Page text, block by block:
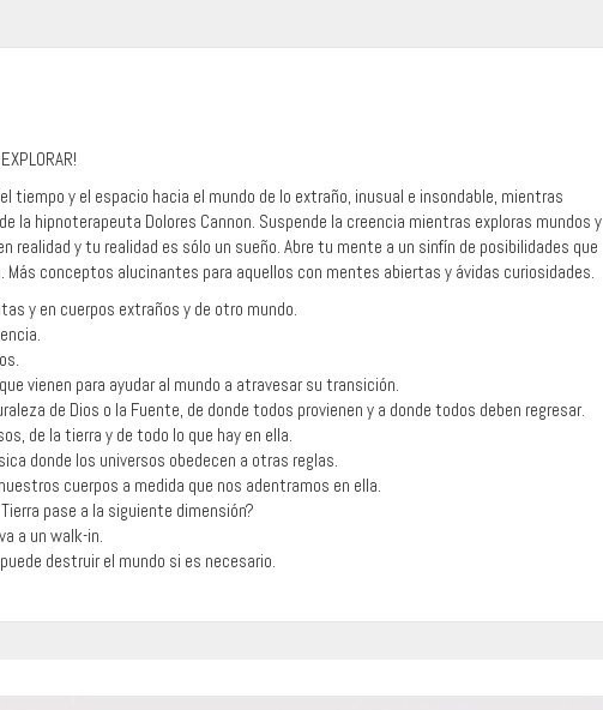
tiempo y el espacio hacia el mundo de lo extraño, inusual e insondable, mientras
de la hipnoterapeuta Dolores Cannon. Suspende la creencia mientras exploras mundos y
realidad y tu realidad es sólo un sueño. Abre tu mente a un sinfín de posibilidades que
conceptos alucinantes para aquellos con mentes abiertas y ávidas curiosidades.
y en cuerpos extraños y de otro mundo.
vienen para ayudar al mundo a atravesar su transición.
de Dios o la Fuente, de donde todos provienen y a donde todos deben regresar.
de la tierra y de todo lo que hay en ella.
donde los universos obedecen a otras reglas.
cuerpos a medida que nos adentramos en ella.
pase a la siguiente dimensión?
a un walk-in.
destruir el mundo si es necesario.